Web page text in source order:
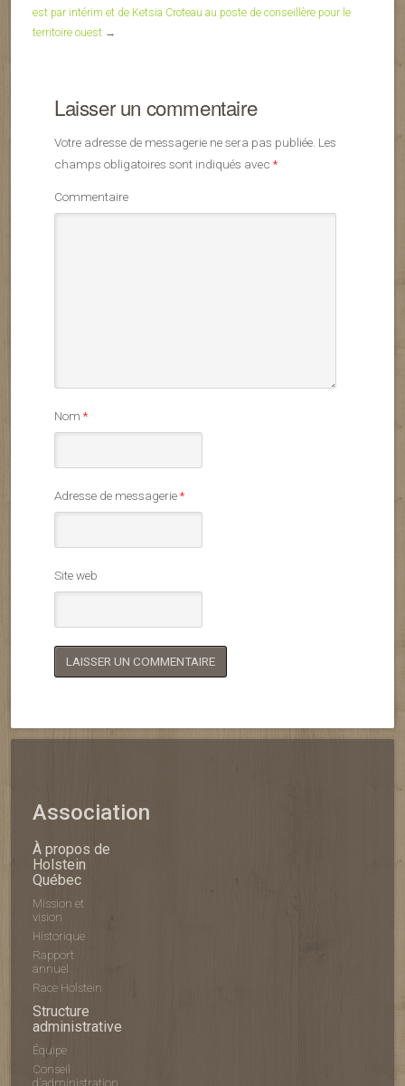
est par intérim et de Ketsia Croteau au poste de conseillère pour le
territoire ouest →
Laisser un commentaire
Votre adresse de messagerie ne sera pas publiée. Les
champs obligatoires sont indiqués avec *
Commentaire
Nom *
Adresse de messagerie*
Site web
Association
À propos de
Holstein
Québec
Mission et
vision
Historique
Rapport
annuel
Race Holstein
Structure
administrative
Équipe
Conseil
d'administration